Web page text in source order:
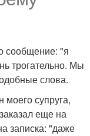
сообщение: "я
трогательно. Мы
слова.
моего супруга,
еще на
записка: "даже